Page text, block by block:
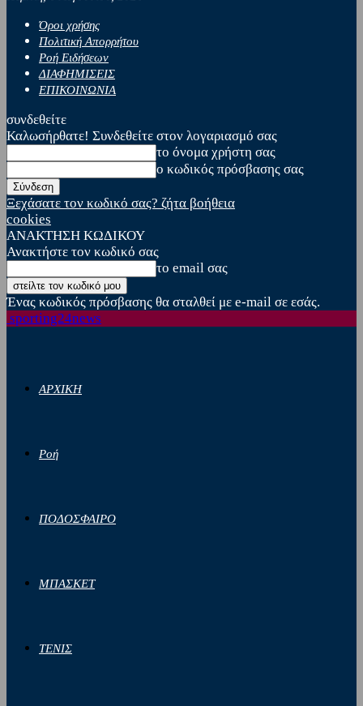
Όροι χρήσης
Πολιτική Απορρήτου
Ροή Ειδήσεων
ΔΙΑΦΗΜΙΣΕΙΣ
ΕΠΙΚΟΙΝΩΝΙΑ
συνδεθείτε
Καλωσήρθατε! Συνδεθείτε στον λογαριασμό σας
το όνομα χρήστη σας
ο κωδικός πρόσβασης σας
Ξεχάσατε τον κωδικό σας? ζήτα βοήθεια
cookies
ΑΝΑΚΤΗΣΗ ΚΩΔΙΚΟΥ
Ανακτήστε τον κωδικό σας
το email σας
Ένας κωδικός πρόσβασης θα σταλθεί με e-mail σε εσάς.
sporting24news
ΑΡΧΙΚΗ
Ροή
ΠΟΔΟΣΦΑΙΡΟ
ΜΠΑΣΚΕΤ
ΤΕΝΙΣ